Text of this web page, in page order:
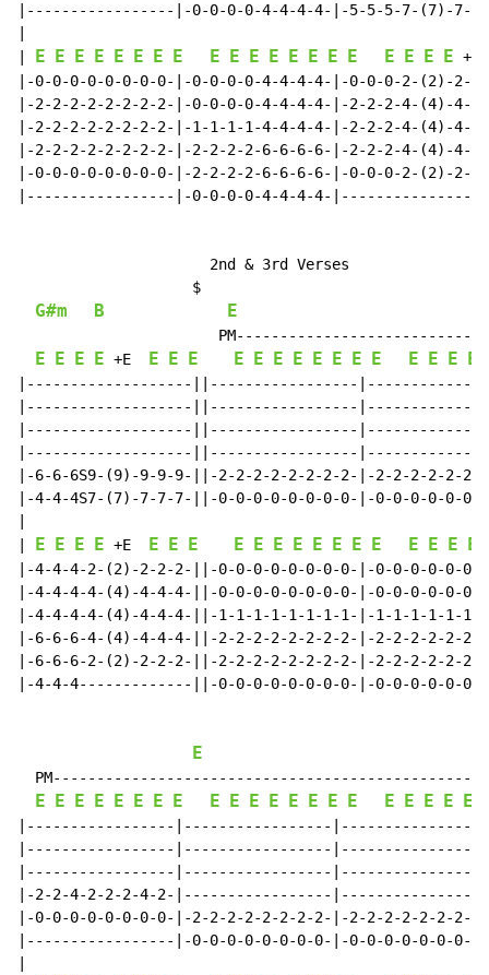
|-----------------|-0-0-0-0-4-4-4-4-|-5-5-5-7-(7)-7-
E E E E E E E E E E E E E E E E E E E E
|-0-0-0-0-0-0-0-0-|-0-0-0-0-4-4-4-4-|-0-0-0-2-(2)-2-
|-2-2-2-2-2-2-2-2-|-0-0-0-0-4-4-4-4-|-2-2-2-4-(4)-4-
|-2-2-2-2-2-2-2-2-|-1-1-1-1-4-4-4-4-|-2-2-2-4-(4)-4-
|-2-2-2-2-2-2-2-2-|-2-2-2-2-6-6-6-6-|-2-2-2-4-(4)-4-
|-0-0-0-0-0-0-0-0-|-2-2-2-2-6-6-6-6-|-0-0-0-2-(2)-2-
|-----------------|-0-0-0-0-4-4-4-4-
                      2nd & 3rd Verses
                    $
G#m B E
E E E E +E E E E E E E E E E E E E E E E
|-------------------||-----------------
|-------------------||-----------------
|-------------------||-----------------
|-------------------||-----------------
|-6-6-6S9-(9)-9-9-9-||-2-2-2-2-2-2-2-2-|-2-2-2-2-2-
|-4-4-4S7-(7)-7-7-7-||-0-0-0-0-0-0-0-0-|-0-0-0-0-
E E E E +E E E E E E E E E E E E E E E E
|-4-4-4-2-(2)-2-2-2-||-0-0-0-0-0-0-0-0-|-0-0-0-0-0-
|-4-4-4-4-(4)-4-4-4-||-0-0-0-0-0-0-0-0-|-0-0-0-0-0-
|-4-4-4-4-(4)-4-4-4-||-1-1-1-1-1-1-1-1-|-1-1-1-1-1-
|-6-6-6-4-(4)-4-4-4-||-2-2-2-2-2-2-2-2-|-2-2-2-2-2-
|-6-6-6-2-(2)-2-2-2-||-2-2-2-2-2-2-2-2-|-2-2-2-2-2-
|-4-4-4-------------||-0-0-0-0-0-0-0-0-|-0-0-0-0-
E
E E E E E E E E E E E E E E E E E E E E E
|-----------------|-----------------
|-----------------|-----------------
|-----------------|-----------------
|-2-2-4-2-2-2-4-2-|-----------------|-----------------
|-0-0-0-0-0-0-0-0-|-2-2-2-2-2-2-2-2-|-2-2-2-2-2-2-2-
|-----------------|-0-0-0-0-0-0-0-0-|-0-0-0-0-0-0-